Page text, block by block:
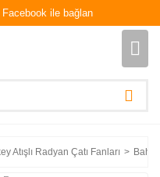
Facebook ile bağlan
Atışlı Radyan Çatı Fanları